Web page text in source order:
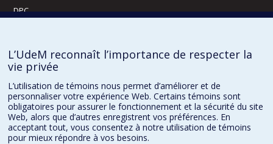
DPC
CPASS
L’UdeM reconnaît l’importance de respecter la
vie privée
L’utilisation de témoins nous permet d’améliorer et de
personnaliser votre expérience Web. Certains témoins sont
obligatoires pour assurer le fonctionnement et la sécurité du site
Web, alors que d’autres enregistrent vos préférences. En
acceptant tout, vous consentez à notre utilisation de témoins
pour mieux répondre à vos besoins.